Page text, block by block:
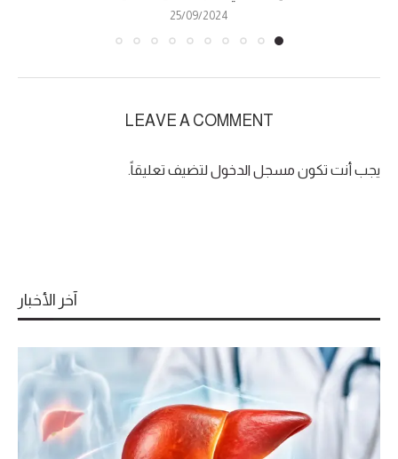
25/09/2024
LEAVE A COMMENT
يجب أنت تكون مسجل الدخول لتضيف تعليقاً.
آخر الأخبار